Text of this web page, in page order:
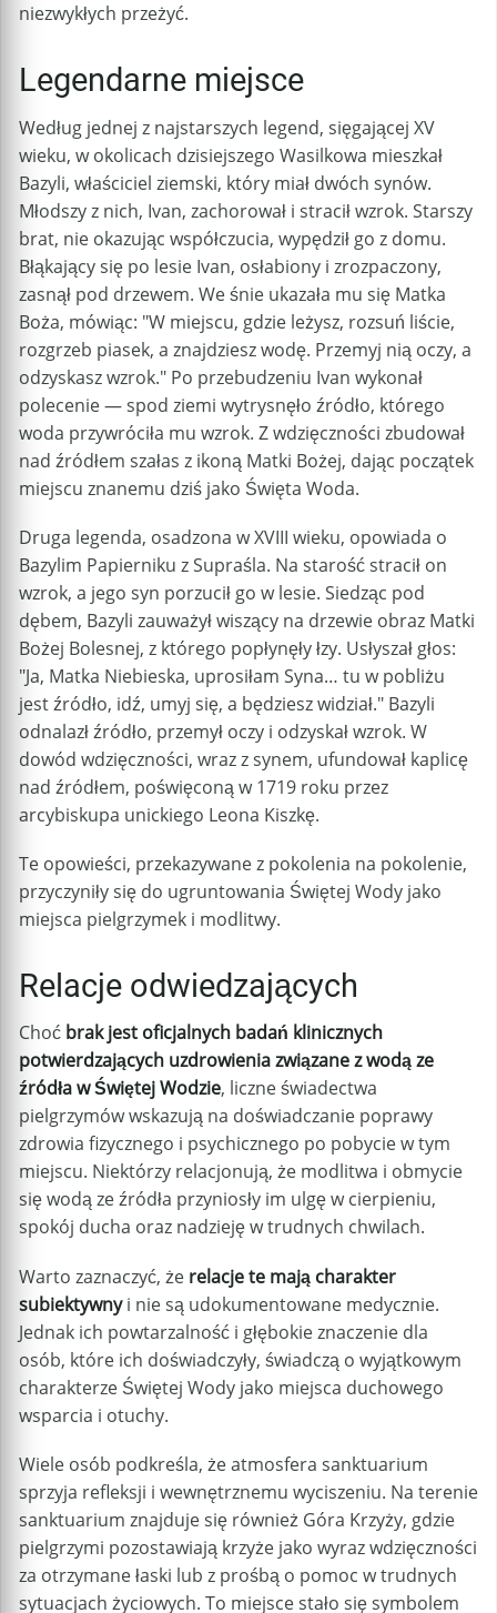
niezwykłych przeżyć.
Legendarne miejsce
Według jednej z najstarszych legend, sięgającej XV
wieku, w okolicach dzisiejszego Wasilkowa mieszkał
Bazyli, właściciel ziemski, który miał dwóch synów.
Młodszy z nich, Ivan, zachorował i stracił wzrok. Starszy
brat, nie okazując współczucia, wypędził go z domu.
Błąkający się po lesie Ivan, osłabiony i zrozpaczony,
zasnął pod drzewem. We śnie ukazała mu się Matka
Boża, mówiąc: "W miejscu, gdzie leżysz, rozsuń liście,
rozgrzeb piasek, a znajdziesz wodę. Przemyj nią oczy, a
odzyskasz wzrok." Po przebudzeniu Ivan wykonał
polecenie — spod ziemi wytrysnęło źródło, którego
woda przywróciła mu wzrok. Z wdzięczności zbudował
nad źródłem szałas z ikoną Matki Bożej, dając początek
miejscu znanemu dziś jako Święta Woda.
Druga legenda, osadzona w XVIII wieku, opowiada o
Bazylim Papierniku z Supraśla. Na starość stracił on
wzrok, a jego syn porzucił go w lesie. Siedząc pod
dębem, Bazyli zauważył wiszący na drzewie obraz Matki
Bożej Bolesnej, z którego popłynęły łzy. Usłyszał głos:
"Ja, Matka Niebieska, uprosiłam Syna… tu w pobliżu
jest źródło, idź, umyj się, a będziesz widział." Bazyli
odnalazł źródło, przemył oczy i odzyskał wzrok. W
dowód wdzięczności, wraz z synem, ufundował kaplicę
nad źródłem, poświęconą w 1719 roku przez
arcybiskupa unickiego Leona Kiszkę.
Te opowieści, przekazywane z pokolenia na pokolenie,
przyczyniły się do ugruntowania Świętej Wody jako
miejsca pielgrzymek i modlitwy.
Relacje odwiedzających
Choć brak jest oficjalnych badań klinicznych
potwierdzających uzdrowienia związane z wodą ze
źródła w Świętej Wodzie, liczne świadectwa
pielgrzymów wskazują na doświadczanie poprawy
zdrowia fizycznego i psychicznego po pobycie w tym
miejscu. Niektórzy relacjonują, że modlitwa i obmycie
się wodą ze źródła przyniosły im ulgę w cierpieniu,
spokój ducha oraz nadzieję w trudnych chwilach.
Warto zaznaczyć, że relacje te mają charakter
subiektywnyi nie są udokumentowane medycznie.
Jednak ich powtarzalność i głębokie znaczenie dla
osób, które ich doświadczyły, świadczą o wyjątkowym
charakterze Świętej Wody jako miejsca duchowego
wsparcia i otuchy.
Wiele osób podkreśla, że atmosfera sanktuarium
sprzyja refleksji i wewnętrznemu wyciszeniu. Na terenie
sanktuarium znajduje się również Góra Krzyży, gdzie
pielgrzymi pozostawiają krzyże jako wyraz wdzięczności
za otrzymane łaski lub z prośbą o pomoc w trudnych
sytuacjach życiowych. To miejsce stało się symbolem